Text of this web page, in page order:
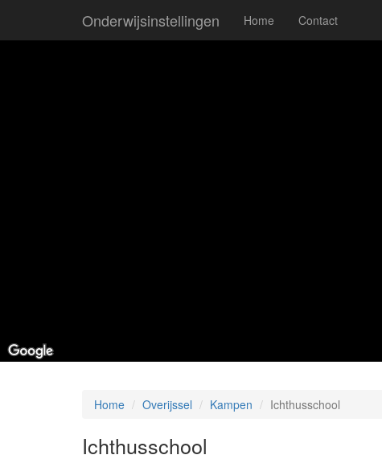
Onderwijsinstellingen Home Contact
Home Overijssel Kampen Ichthusschool
Ichthusschool